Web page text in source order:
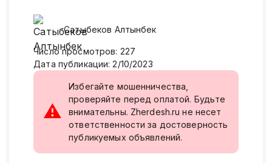
Сатыбеков Алтынбек
Число просмотров: 227
Дата публикации: 2/10/2023
⚠
Избегайте мошенничества,
проверяйте перед оплатой. Будьте
внимательны. Zherdesh.ru не несет
ответственности за достоверность
публикуемых объявлений.